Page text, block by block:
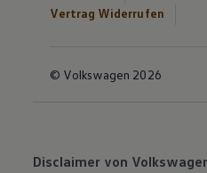
Vertrag Widerrufen
© Volkswagen 2026
Disclaimer von